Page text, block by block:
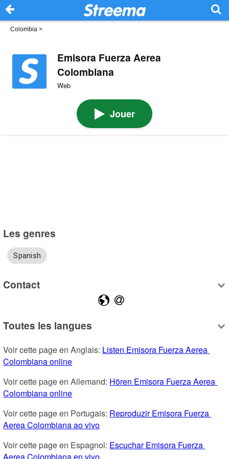
Colombia >
Emisora Fuerza Aerea
Colombiana
Web
Jouer
Les genres
Spanish
Contact
Toutes les langues
Voir cette page en Anglais: Listen Emisora Fuerza Aerea
Colombiana online
Voir cette page en Allemand: Hören Emisora Fuerza Aerea
Colombiana online
Voir cette page en Portugais: Reproduzir Emisora Fuerza
Aerea Colombiana ao vivo
Voir cette page en Espagnol: Escuchar Emisora Fuerza
Aerea Colombiana en vivo